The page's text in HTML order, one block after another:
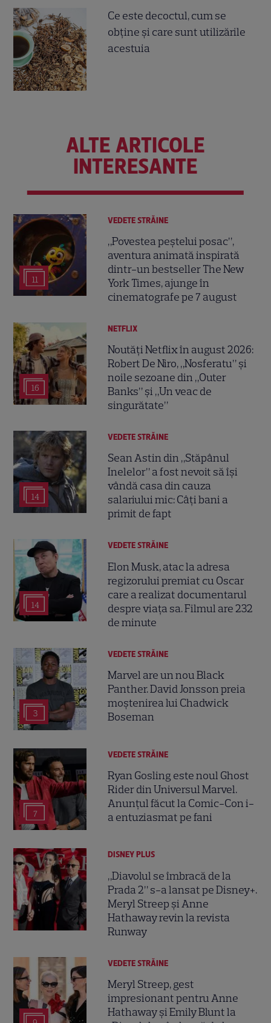
Ce este decoctul, cum se
obţine şi care sunt utilizările
acestuia
ALTE ARTICOLE
INTERESANTE
11
VEDETE STRĂINE
„Povestea peștelui posac”,
aventura animată inspirată
dintr-un bestseller The New
York Times, ajunge în
cinematografe pe 7 august
16
NETFLIX
Noutăți Netflix în august 2026:
Robert De Niro, „Nosferatu” și
noile sezoane din „Outer
Banks” și „Un veac de
singurătate”
14
VEDETE STRĂINE
Sean Astin din „Stăpânul
Inelelor” a fost nevoit să își
vândă casa din cauza
salariului mic: Câți bani a
primit de fapt
14
VEDETE STRĂINE
Elon Musk, atac la adresa
regizorului premiat cu Oscar
care a realizat documentarul
despre viața sa. Filmul are 232
de minute
3
VEDETE STRĂINE
Marvel are un nou Black
Panther. David Jonsson preia
moștenirea lui Chadwick
Boseman
7
VEDETE STRĂINE
Ryan Gosling este noul Ghost
Rider din Universul Marvel.
Anunțul făcut la Comic-Con i-
a entuziasmat pe fani
DISNEY PLUS
„Diavolul se îmbracă de la
Prada 2” s-a lansat pe Disney+.
Meryl Streep și Anne
Hathaway revin la revista
Runway
VEDETE STRĂINE
Meryl Streep, gest
impresionant pentru Anne
Hathaway și Emily Blunt la